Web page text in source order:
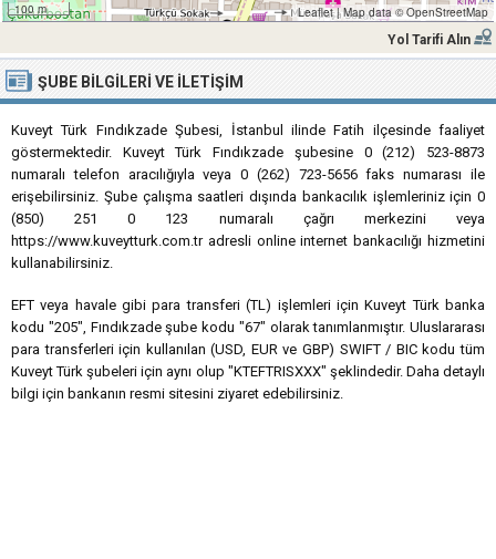
100 m Leaflet |Map data ©OpenStreetMap
Yol Tarifi Alın
ŞUBE BILGILERI VE İLETIŞIM
Kuveyt Türk Fındıkzade Şubesi, İstanbul ilinde Fatih ilçesinde faaliyet
göstermektedir. Kuveyt Türk Fındıkzade şubesine 0 (212) 523-8873
numaralı telefon aracılığıyla veya 0 (262) 723-5656 faks numarası ile
erişebilirsiniz. Şube çalışma saatleri dışında bankacılık işlemleriniz için 0
(850) 251 0 123 numaralı çağrı merkezini veya
https://www.kuveytturk.com.tr adresli online internet bankacılığı hizmetini
kullanabilirsiniz.
EFT veya havale gibi para transferi (TL) işlemleri için Kuveyt Türk banka
kodu "205", Fındıkzade şube kodu "67" olarak tanımlanmıştır. Uluslararası
para transferleri için kullanılan (USD, EUR ve GBP) SWIFT / BIC kodu tüm
Kuveyt Türk şubeleri için aynı olup "KTEFTRISXXX" şeklindedir. Daha detaylı
bilgi için bankanın resmi sitesini ziyaret edebilirsiniz.